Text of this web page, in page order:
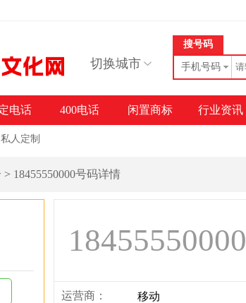
切换城市
搜号码
手机号码
私人定制
电话 400电话 闲置商标 行业资讯
> 18455550000号码详情
18455550000
运营商： 移动